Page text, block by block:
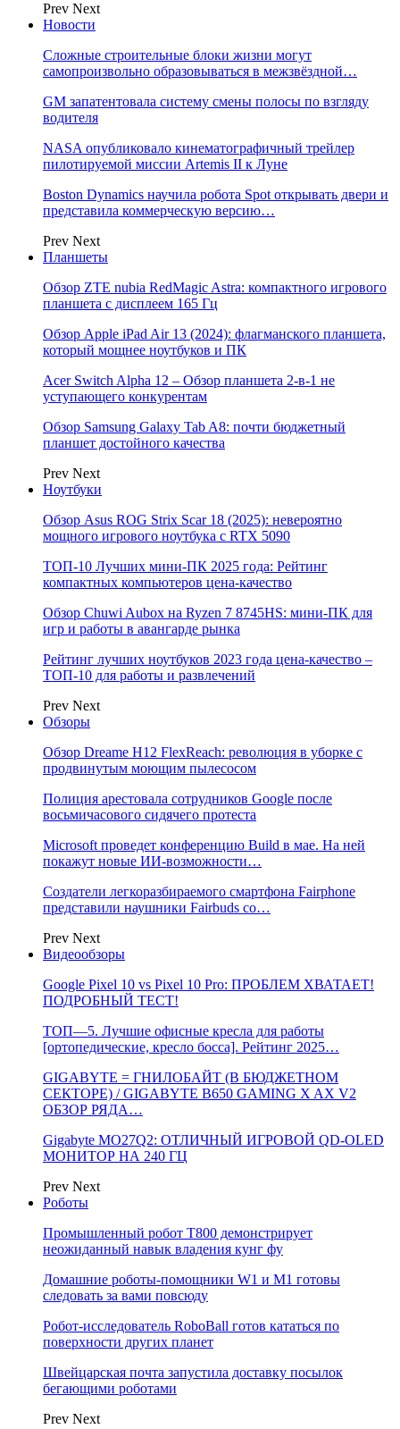
Prev Next
Новости
Сложные строительные блоки жизни могут
самопроизвольно образовываться в межзвёздной…
GM запатентовала систему смены полосы по взгляду
водителя
NASA опубликовало кинематографичный трейлер
пилотируемой миссии Artemis II к Луне
Boston Dynamics научила робота Spot открывать двери и
представила коммерческую версию…
Prev Next
Планшеты
Обзор ZTE nubia RedMagic Astra: компактного игрового
планшета с дисплеем 165 Гц
Обзор Apple iPad Air 13 (2024): флагманского планшета,
который мощнее ноутбуков и ПК
Acer Switch Alpha 12 – Обзор планшета 2-в-1 не
уступающего конкурентам
Обзор Samsung Galaxy Tab A8: почти бюджетный
планшет достойного качества
Prev Next
Ноутбуки
Обзор Asus ROG Strix Scar 18 (2025): невероятно
мощного игрового ноутбука с RTX 5090
ТОП-10 Лучших мини-ПК 2025 года: Рейтинг
компактных компьютеров цена-качество
Обзор Chuwi Aubox на Ryzen 7 8745HS: мини-ПК для
игр и работы в авангарде рынка
Рейтинг лучших ноутбуков 2023 года цена-качество –
ТОП-10 для работы и развлечений
Prev Next
Обзоры
Обзор Dreame H12 FlexReach: революция в уборке с
продвинутым моющим пылесосом
Полиция арестовала сотрудников Google после
восьмичасового сидячего протеста
Microsoft проведет конференцию Build в мае. На ней
покажут новые ИИ-возможности…
Создатели легкоразбираемого смартфона Fairphone
представили наушники Fairbuds со…
Prev Next
Видеообзоры
Google Pixel 10 vs Pixel 10 Pro: ПРОБЛЕМ ХВАТАЕТ!
ПОДРОБНЫЙ ТЕСТ!
ТОП—5. Лучшие офисные кресла для работы
[ортопедические, кресло босса]. Рейтинг 2025…
GIGABYTE = ГНИЛОБАЙТ (В БЮДЖЕТНОМ
СЕКТОРЕ) / GIGABYTE B650 GAMING X AX V2
ОБЗОР РЯДА…
Gigabyte MO27Q2: ОТЛИЧНЫЙ ИГРОВОЙ QD-OLED
МОНИТОР НА 240 ГЦ
Prev Next
Роботы
Промышленный робот Т800 демонстрирует
неожиданный навык владения кунг фу
Домашние роботы-помощники W1 и M1 готовы
следовать за вами повсюду
Робот-исследователь RoboBall готов кататься по
поверхности других планет
Швейцарская почта запустила доставку посылок
бегающими роботами
Prev Next